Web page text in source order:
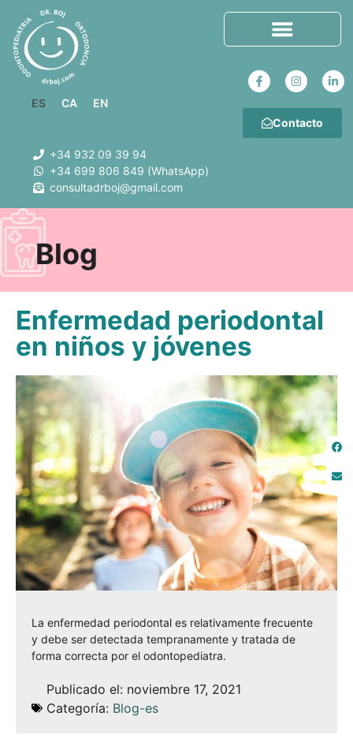
ES CA
EN
Contacto
+34 932 09 39 94
+34 699 806 849 (WhatsApp)
consultadrboj@gmail.com
Blog
Enfermedad periodontal
en niños y jóvenes
La enfermedad periodontal es relativamente frecuente
y debe ser detectada tempranamente y tratada de
forma correcta por el odontopediatra.
Publicado el: noviembre 17, 2021
Categoría: Blog-es